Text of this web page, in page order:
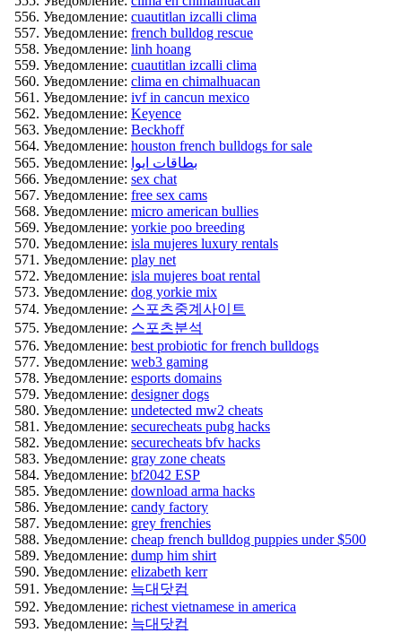
Уведомление: cuautitlan izcalli clima
Уведомление: french bulldog rescue
Уведомление: linh hoang
Уведомление: cuautitlan izcalli clima
Уведомление: clima en chimalhuacan
Уведомление: ivf in cancun mexico
Уведомление: Keyence
Уведомление: Beckhoff
Уведомление: houston french bulldogs for sale
Уведомление: بطاقات ايوا
Уведомление: sex chat
Уведомление: free sex cams
Уведомление: micro american bullies
Уведомление: yorkie poo breeding
Уведомление: isla mujeres luxury rentals
Уведомление: play net
Уведомление: isla mujeres boat rental
Уведомление: dog yorkie mix
Уведомление: 스포츠중계사이트
Уведомление: 스포츠분석
Уведомление: best probiotic for french bulldogs
Уведомление: web3 gaming
Уведомление: esports domains
Уведомление: designer dogs
Уведомление: undetected mw2 cheats
Уведомление: securecheats pubg hacks
Уведомление: securecheats bfv hacks
Уведомление: gray zone cheats
Уведомление: bf2042 ESP
Уведомление: download arma hacks
Уведомление: candy factory
Уведомление: grey frenchies
Уведомление: cheap french bulldog puppies under $500
Уведомление: dump him shirt
Уведомление: elizabeth kerr
Уведомление: 늑대닷컴
Уведомление: richest vietnamese in america
Уведомление: 늑대닷컴